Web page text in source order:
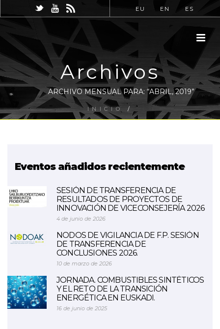
EU EN ES
Archivos
ARCHIVO MENSUAL PARA: “ABRIL, 2019”
INICIO /
Eventos añadidos recientemente
SESIÓN DE TRANSFERENCIA DE
RESULTADOS DE PROYECTOS DE
INNOVACIÓN DE VICECONSEJERÍA 2026
4 de junio de 2026
NODOS DE VIGILANCIA DE F.P. SESIÓN
DE TRANSFERENCIA DE
CONCLUSIONES 2026.
10 de marzo de 2026
JORNADA. COMBUSTIBLES SINTÉTICOS
Y EL RETO DE LA TRANSICIÓN
ENERGÉTICA EN EUSKADI.
16 de junio de 2025